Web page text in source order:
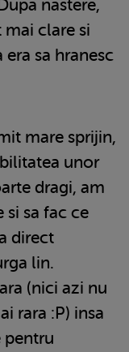
nastere,
clare si
sa hranesc
mare sprijin,
unor
dragi, am
si sa fac ce
direct
lin.
(nici azi nu
rara :P) insa
pentru